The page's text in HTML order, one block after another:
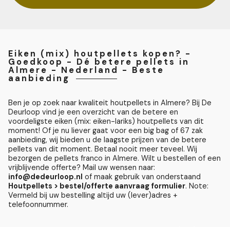
Eiken (mix) houtpellets kopen? -
Goedkoop - Dé betere pellets in
Almere - Nederland - Beste
aanbieding
Ben je op zoek naar kwaliteit houtpellets in Almere? Bij De
Deurloop vind je een overzicht van de betere en
voordeligste eiken (mix: eiken-lariks) houtpellets van dit
moment! Of je nu liever gaat voor een big bag of 67 zak
aanbieding, wij bieden u de laagste prijzen van de betere
pellets van dit moment. Betaal nooit meer teveel. Wij
bezorgen de pellets franco in Almere. Wilt u bestellen of een
vrijblijvende offerte? Mail uw wensen naar:
info@dedeurloop.nl of maak gebruik van onderstaand
Houtpellets > bestel/offerte aanvraag formulier. Note:
Vermeld bij uw bestelling altijd uw (lever)adres +
telefoonnummer.